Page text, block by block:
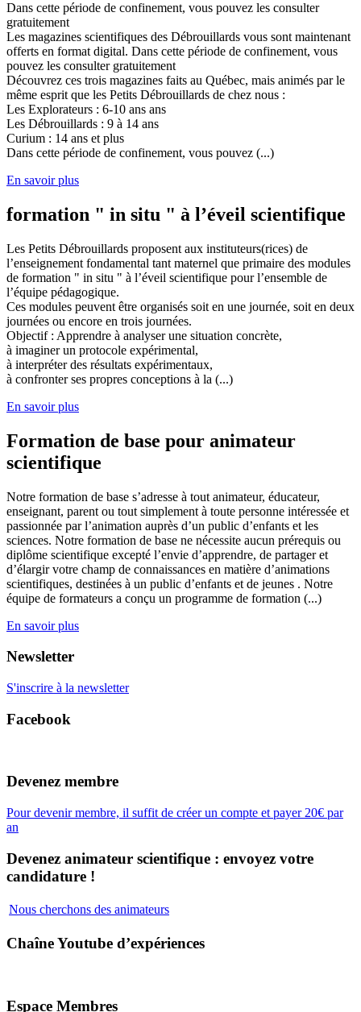
Dans cette période de confinement, vous pouvez les consulter
gratuitement
Les magazines scientifiques des Débrouillards vous sont maintenant
offerts en format digital. Dans cette période de confinement, vous
pouvez les consulter gratuitement
Découvrez ces trois magazines faits au Québec, mais animés par le
même esprit que les Petits Débrouillards de chez nous :
Les Explorateurs : 6-10 ans ans
Les Débrouillards : 9 à 14 ans
Curium : 14 ans et plus
Dans cette période de confinement, vous pouvez (...)
En savoir plus
formation " in situ " à l’éveil scientifique
Les Petits Débrouillards proposent aux instituteurs(rices) de
l’enseignement fondamental tant maternel que primaire des modules
de formation " in situ " à l’éveil scientifique pour l’ensemble de
l’équipe pédagogique.
Ces modules peuvent être organisés soit en une journée, soit en deux
journées ou encore en trois journées.
Objectif : Apprendre à analyser une situation concrète,
à imaginer un protocole expérimental,
à interpréter des résultats expérimentaux,
à confronter ses propres conceptions à la (...)
En savoir plus
Formation de base pour animateur
scientifique
Notre formation de base s’adresse à tout animateur, éducateur,
enseignant, parent ou tout simplement à toute personne intéressée et
passionnée par l’animation auprès d’un public d’enfants et les
sciences. Notre formation de base ne nécessite aucun prérequis ou
diplôme scientifique excepté l’envie d’apprendre, de partager et
d’élargir votre champ de connaissances en matière d’animations
scientifiques, destinées à un public d’enfants et de jeunes . Notre
équipe de formateurs a conçu un programme de formation (...)
En savoir plus
Newsletter
S'inscrire à la newsletter
Facebook
Devenez membre
Pour devenir membre, il suffit de créer un compte et payer 20€ par
an
Devenez animateur scientifique : envoyez votre
candidature !
Nous cherchons des animateurs
Chaîne Youtube d’expériences
Espace Membres